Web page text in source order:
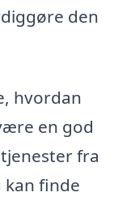
den
hvordan
en god
fra
kan finde